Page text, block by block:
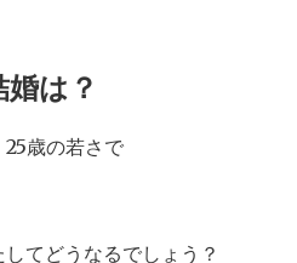
は？
歳の若さで
てどうなるでしょう？